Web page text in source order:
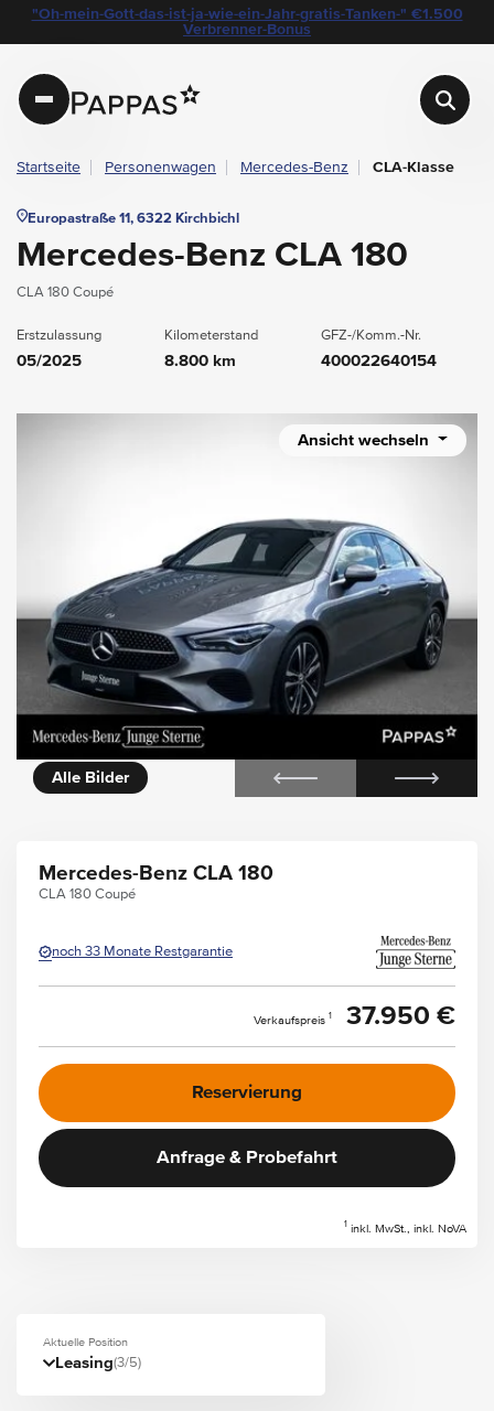
Navigation überspringen
Zum Hauptcontent
Zur Hauptnavigation springen
layout.table-of-content
Technische Daten
Fahrzeugausstattung
Leasing
Standort & Ansprechpartner
Garantie
Ihre Vorteile auf einen Blick
Das könnte Sie auch interessieren
Angebote & Aktionen bei Pappas
"Oh-mein-Gott-das-ist-ja-wie-ein-Jahr-gratis-Tanken-" €1.500
Verbrenner-Bonus
Pappas
Startseite Personenwagen Mercedes-Benz CLA-Klasse
Europastraße 11, 6322 Kirchbichl
Mercedes-Benz CLA 180
CLA 180 Coupé
Erstzulassung
05/2025
Kilometerstand
8.800 km
GFZ-/Komm.-Nr.
400022640154
Ansicht wechseln
Alle Bilder
Mercedes-Benz CLA 180
CLA 180 Coupé
noch 33 Monate Restgarantie
Verkaufspreis 1 37.950 €
Reservierung
Anfrage & Probefahrt
1 inkl. MwSt., inkl. NoVA
Aktuelle Position
Leasing(3/5)